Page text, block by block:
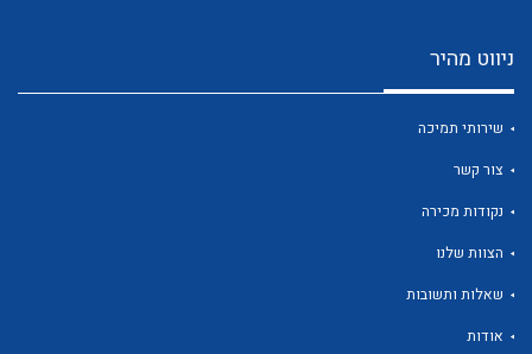
לכל מוצרי היצרן
ניווט מהיר
שירותי תמיכה
צור קשר
נקודות מכירה
הצוות שלנו
שאלות ותשובות
אודות